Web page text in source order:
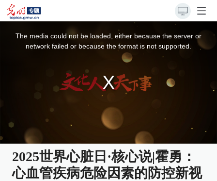
The media could not be loaded, either because the server or
network failed or because the format is not supported.
2025世界心脏日·核心说|霍勇：
心血管疾病危险因素的防控新视